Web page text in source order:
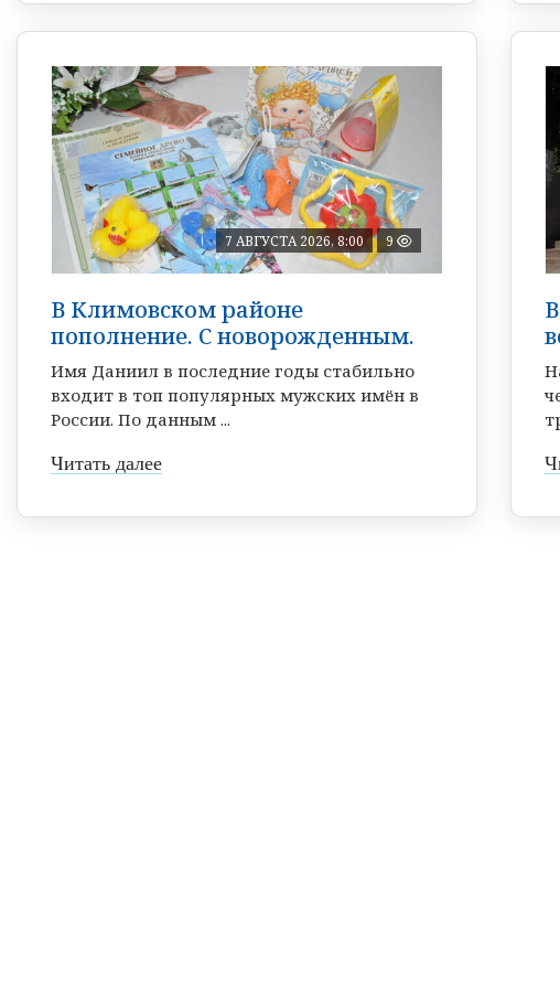
7 АВГУСТА 2026, 8:00 9
В Климовском районе
пополнение. С новорожденным.
Имя Даниил в последние годы стабильно
входит в топ популярных мужских имён в
России. По данным ...
Читать далее